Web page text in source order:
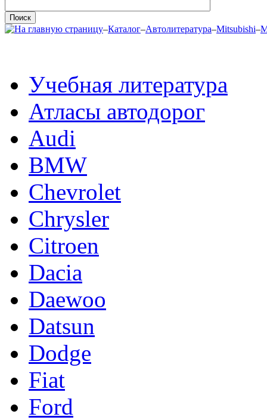
–Каталог–Автолитература–Mitsubishi–
Учебная литература
Атласы автодорог
Audi
BMW
Chevrolet
Chrysler
Citroen
Dacia
Daewoo
Datsun
Dodge
Fiat
Ford